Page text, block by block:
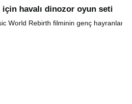
için havalı dinozor oyun seti
World Rebirth filminin genç hayranları